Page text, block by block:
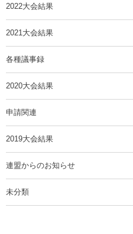
2022大会結果
2021大会結果
各種議事録
2020大会結果
申請関連
2019大会結果
連盟からのお知らせ
未分類